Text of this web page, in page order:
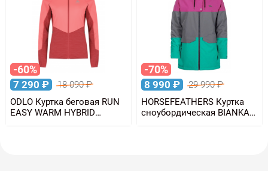
-60%
7 290 ₽ 18 090₽
ODLO Куртка беговая RUN
EASY WARM HYBRID
женская
-70%
8 990 ₽ 29 990₽
HORSEFEATHERS Куртка
сноубордическая BIANKA
Clover женская